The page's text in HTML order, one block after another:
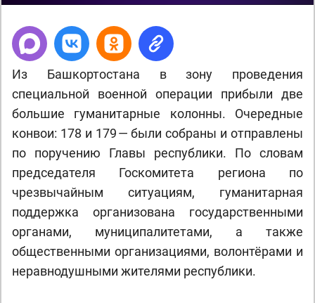
Из Башкортостана в зону проведения
специальной военной операции прибыли две
большие гуманитарные колонны. Очередные
конвои: 178 и 179 — были собраны и отправлены
по поручению Главы республики. По словам
председателя Госкомитета региона по
чрезвычайным ситуациям, гуманитарная
поддержка организована государственными
органами, муниципалитетами, а также
общественными организациями, волонтёрами и
неравнодушными жителями республики.